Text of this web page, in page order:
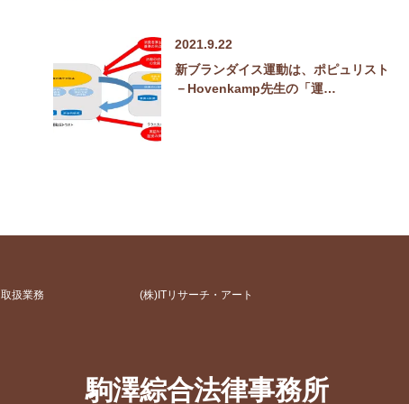
2021.9.22
新ブランダイス運動は、ポピュリスト
－Hovenkamp先生の「運…
取扱業務 (株)ITリサーチ・アート
駒澤綜合法律事務所